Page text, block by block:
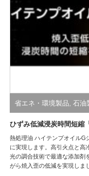
省エネ・環境製品 石油
ひずみ低減浸炭時間短縮
熱処理油 ハイテンプオイルG
に実現します。高引火点と高
光の調合技術で最適な添加剤
がら焼入歪の低減を実現しま